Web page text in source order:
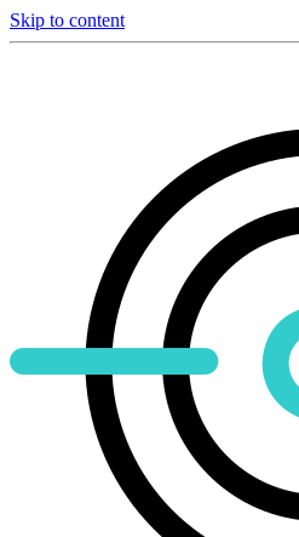
Skip to content